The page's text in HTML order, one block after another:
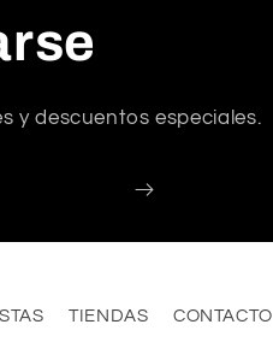
y descuentos especiales.
TIENDAS CONTACTO